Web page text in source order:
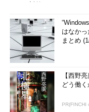
はなか
まとめ
【西野
どう働く
PR(FINCHI